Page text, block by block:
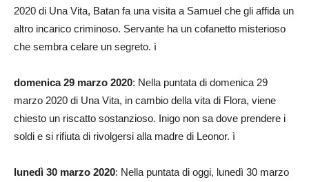
2020 di Una Vita, Batan fa una visita a Samuel che gli affida un
altro incarico criminoso. Servante ha un cofanetto misterioso
che sembra celare un segreto. ì
domenica 29 marzo 2020: Nella puntata di domenica 29
marzo 2020 di Una Vita, in cambio della vita di Flora, viene
chiesto un riscatto sostanzioso. Inigo non sa dove prendere i
soldi e si rifiuta di rivolgersi alla madre di Leonor. ì
lunedì 30 marzo 2020: Nella puntata di oggi, lunedì 30 marzo